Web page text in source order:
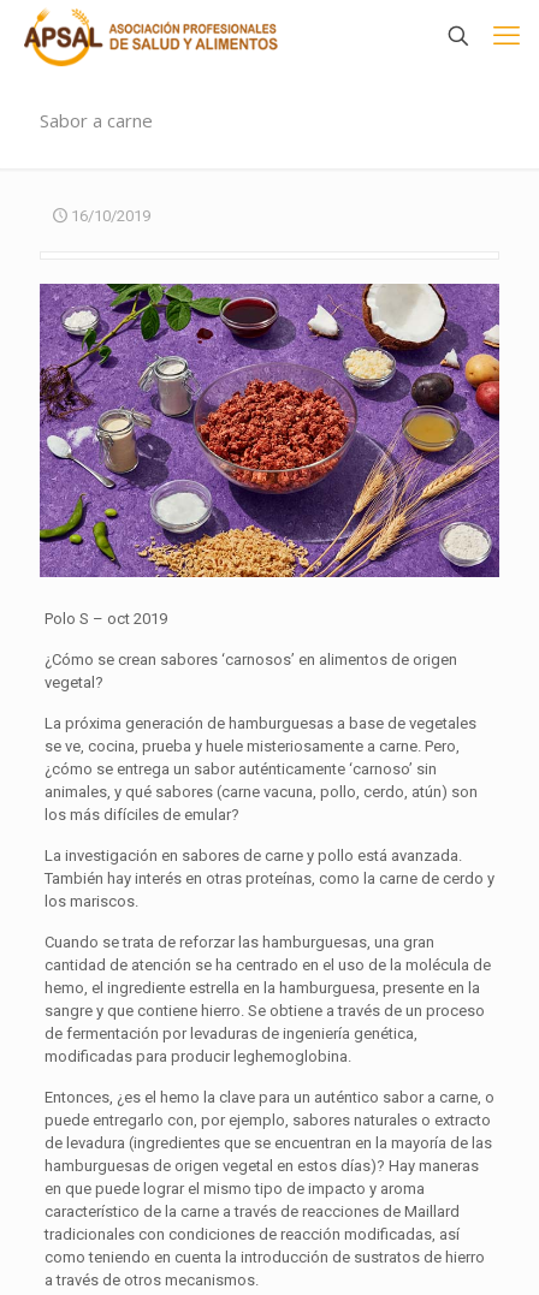
Sabor a carne
16/10/2019
Polo S – oct 2019
¿Cómo se crean sabores ‘carnosos’ en alimentos de origen
vegetal?
La próxima generación de hamburguesas a base de vegetales
se ve, cocina, prueba y huele misteriosamente a carne. Pero,
¿cómo se entrega un sabor auténticamente ‘carnoso’ sin
animales, y qué sabores (carne vacuna, pollo, cerdo, atún) son
los más difíciles de emular?
La investigación en sabores de carne y pollo está avanzada.
También hay interés en otras proteínas, como la carne de cerdo y
los mariscos.
Cuando se trata de reforzar las hamburguesas, una gran
cantidad de atención se ha centrado en el uso de la molécula de
hemo, el ingrediente estrella en la hamburguesa, presente en la
sangre y que contiene hierro. Se obtiene a través de un proceso
de fermentación por levaduras de ingeniería genética,
modificadas para producir leghemoglobina.
Entonces, ¿es el hemo la clave para un auténtico sabor a carne, o
puede entregarlo con, por ejemplo, sabores naturales o extracto
de levadura (ingredientes que se encuentran en la mayoría de las
hamburguesas de origen vegetal en estos días)? Hay maneras
en que puede lograr el mismo tipo de impacto y aroma
característico de la carne a través de reacciones de Maillard
tradicionales con condiciones de reacción modificadas, así
como teniendo en cuenta la introducción de sustratos de hierro
a través de otros mecanismos.